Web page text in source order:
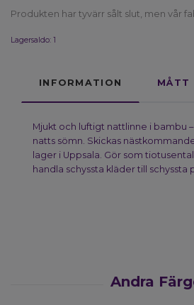
Produkten har tyvärr sålt slut, men vår
Lagersaldo: 1
INFORMATION MÅTT
Mjukt och luftigt nattlinne i bambu
natts sömn. Skickas
lager i Uppsala. Gör som
handla schyssta kläder till schyssta